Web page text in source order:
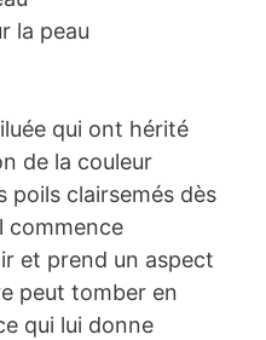
la peau
qui ont hérité
de la couleur
poils clairsemés dès
commence
et prend un aspect
peut tomber en
qui lui donne